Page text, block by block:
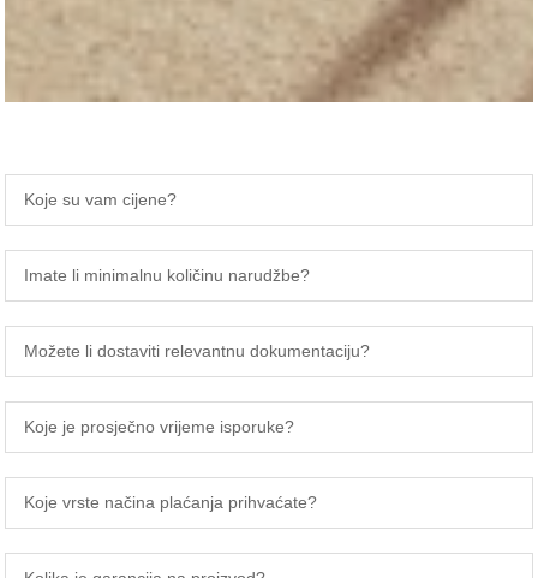
Koje su vam cijene?
Imate li minimalnu količinu narudžbe?
Možete li dostaviti relevantnu dokumentaciju?
Koje je prosječno vrijeme isporuke?
Koje vrste načina plaćanja prihvaćate?